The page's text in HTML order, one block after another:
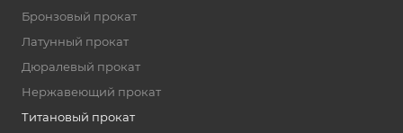
Бронзовый прокат
Латунный прокат
Дюралевый прокат
Нержавеющий прокат
Титановый прокат